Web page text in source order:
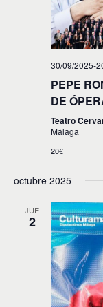
30/09/2025-
PEPE
DE
Teatro
Málaga
20€
octubre 2025
JUE
2